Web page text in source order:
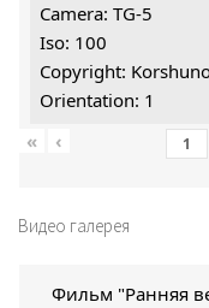
Camera: TG-5
Iso: 100
Copyright:
Orientation: 1
«
‹
Видео галерея
Фильм "Ранняя